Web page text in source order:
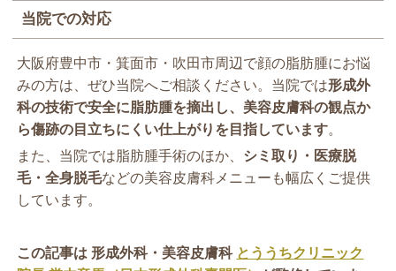
当院での対応
大阪府豊中市・箕面市・吹田市周辺で顔の脂肪腫にお悩
みの方は、ぜひ当院へご相談ください。当院では形成外
科の技術で安全に脂肪腫を摘出し、美容皮膚科の観点か
ら傷跡の目立ちにくい仕上がりを目指しています。
また、当院では脂肪腫手術のほか、 シミ取り・医療脱
毛・全身脱毛などの美容皮膚科メニューも幅広くご提供
しています。
この記事は 形成外科・美容皮膚科 とううちクリニック